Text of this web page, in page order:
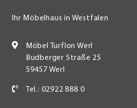
Ihr Möbelhaus in Westfalen
Möbel Turflon Werl
Budberger Straße 25
59457 Werl
Tel.: 02922 888 0